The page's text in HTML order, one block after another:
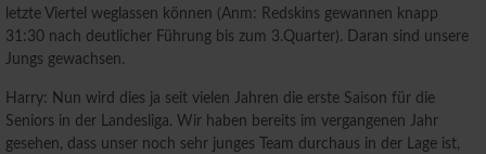
letzte Viertel weglassen können (Anm: Redskins gewannen knapp
31:30 nach deutlicher Führung bis zum 3.Quarter). Daran sind unsere
Jungs gewachsen.
Harry: Nun wird dies ja seit vielen Jahren die erste Saison für die
Seniors in der Landesliga. Wir haben bereits im vergangenen Jahr
gesehen, dass unser noch sehr junges Team durchaus in der Lage ist,